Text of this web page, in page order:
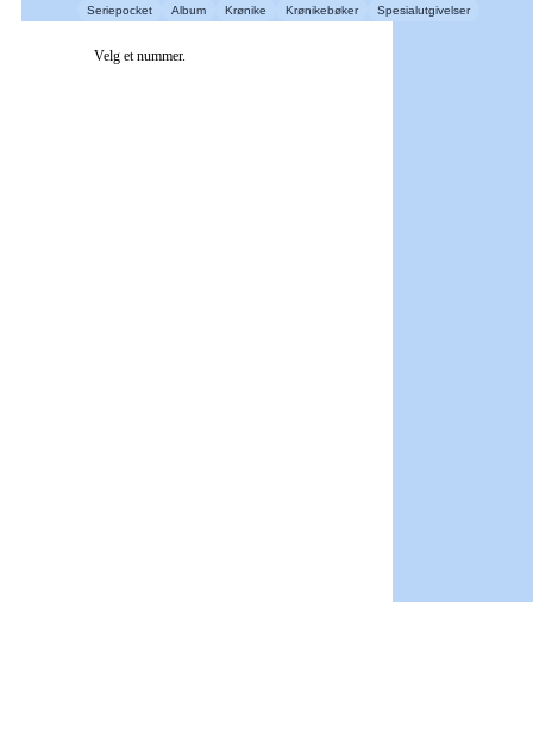
Seriepocket Album Krønike Krønikebøker Spesialutgivelser
Velg et nummer.